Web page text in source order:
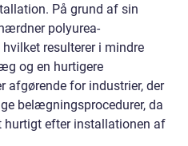
På grund af sin
polyurea-
resulterer i mindre
og en hurtigere
afgørende for industrier, der
belægningsprocedurer, da
efter installationen af